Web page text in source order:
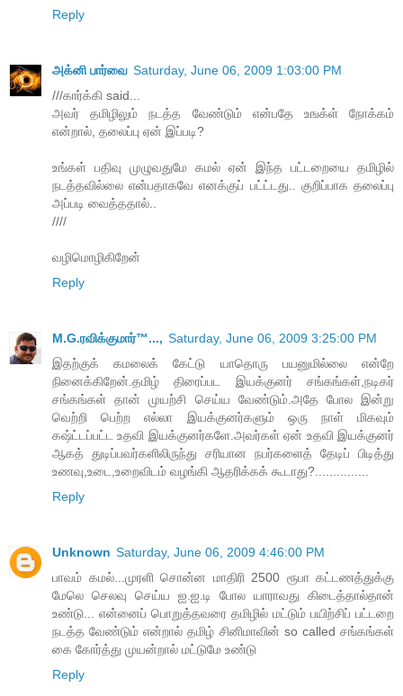
Reply
அக்னி பார்வை Saturday, June 06, 2009 1:03:00 PM
///கார்க்கி said...
அவர் தமிழிலும் நடத்த வேண்டும் என்பதே உஙக்ள் நோக்கம்
என்றால், தலைப்பு ஏன் இப்படி?
உங்கள் பதிவு முழுவதுமே கமல் ஏன் இந்த பட்டறையை தமிழில்
நடத்தவில்லை என்பதாகவே எனக்குப் பட்ட்டது.. குறிப்பாக தலைப்பு
அப்படி வைத்ததால்..
////
வழிமொழிகிறேன்
Reply
M.G.ரவிக்குமார்™..., Saturday, June 06, 2009 3:25:00 PM
இதற்குக் கமலைக் கேட்டு யாதொரு பயனுமில்லை என்றே
நினைக்கிறேன்.தமிழ் திரைப்பட இயக்குனர் சங்கங்கள்,நடிகர்
சங்கங்கள் தான் முயற்சி செய்ய வேண்டும்.அதே போல இன்று
வெற்றி பெற்ற எல்லா இயக்குனர்களும் ஒரு நாள் மிகவும்
கஷ்ட்டப்பட்ட உதவி இயக்குனர்களே.அவர்கள் ஏன் உதவி இயக்குனர்
ஆகத் துடிப்பவர்களிலிருந்து சரியான நபர்களைத் தேடிப் பிடித்து
உணவு,உடை,உறைவிடம் வழங்கி ஆதரிக்கக் கூடாது?...............
Reply
Unknown Saturday, June 06, 2009 4:46:00 PM
பாவம் கமல்...முரளி சொன்ன மாதிரி 2500 ரூபா கட்டணத்துக்கு
மேலெ செலவு செய்ய ஐ.ஐ.டி போல யாராவது கிடைத்தால்தான்
உண்டு... என்னைப் பொறுத்தவரை தமிழில் மட்டும் பயிற்சிப் பட்டறை
நடத்த வேண்டும் என்றால் தமிழ் சினிமாவின் so called சங்கங்கள்
கை கோர்த்து முயன்றால் மட்டுமே உண்டு
Reply